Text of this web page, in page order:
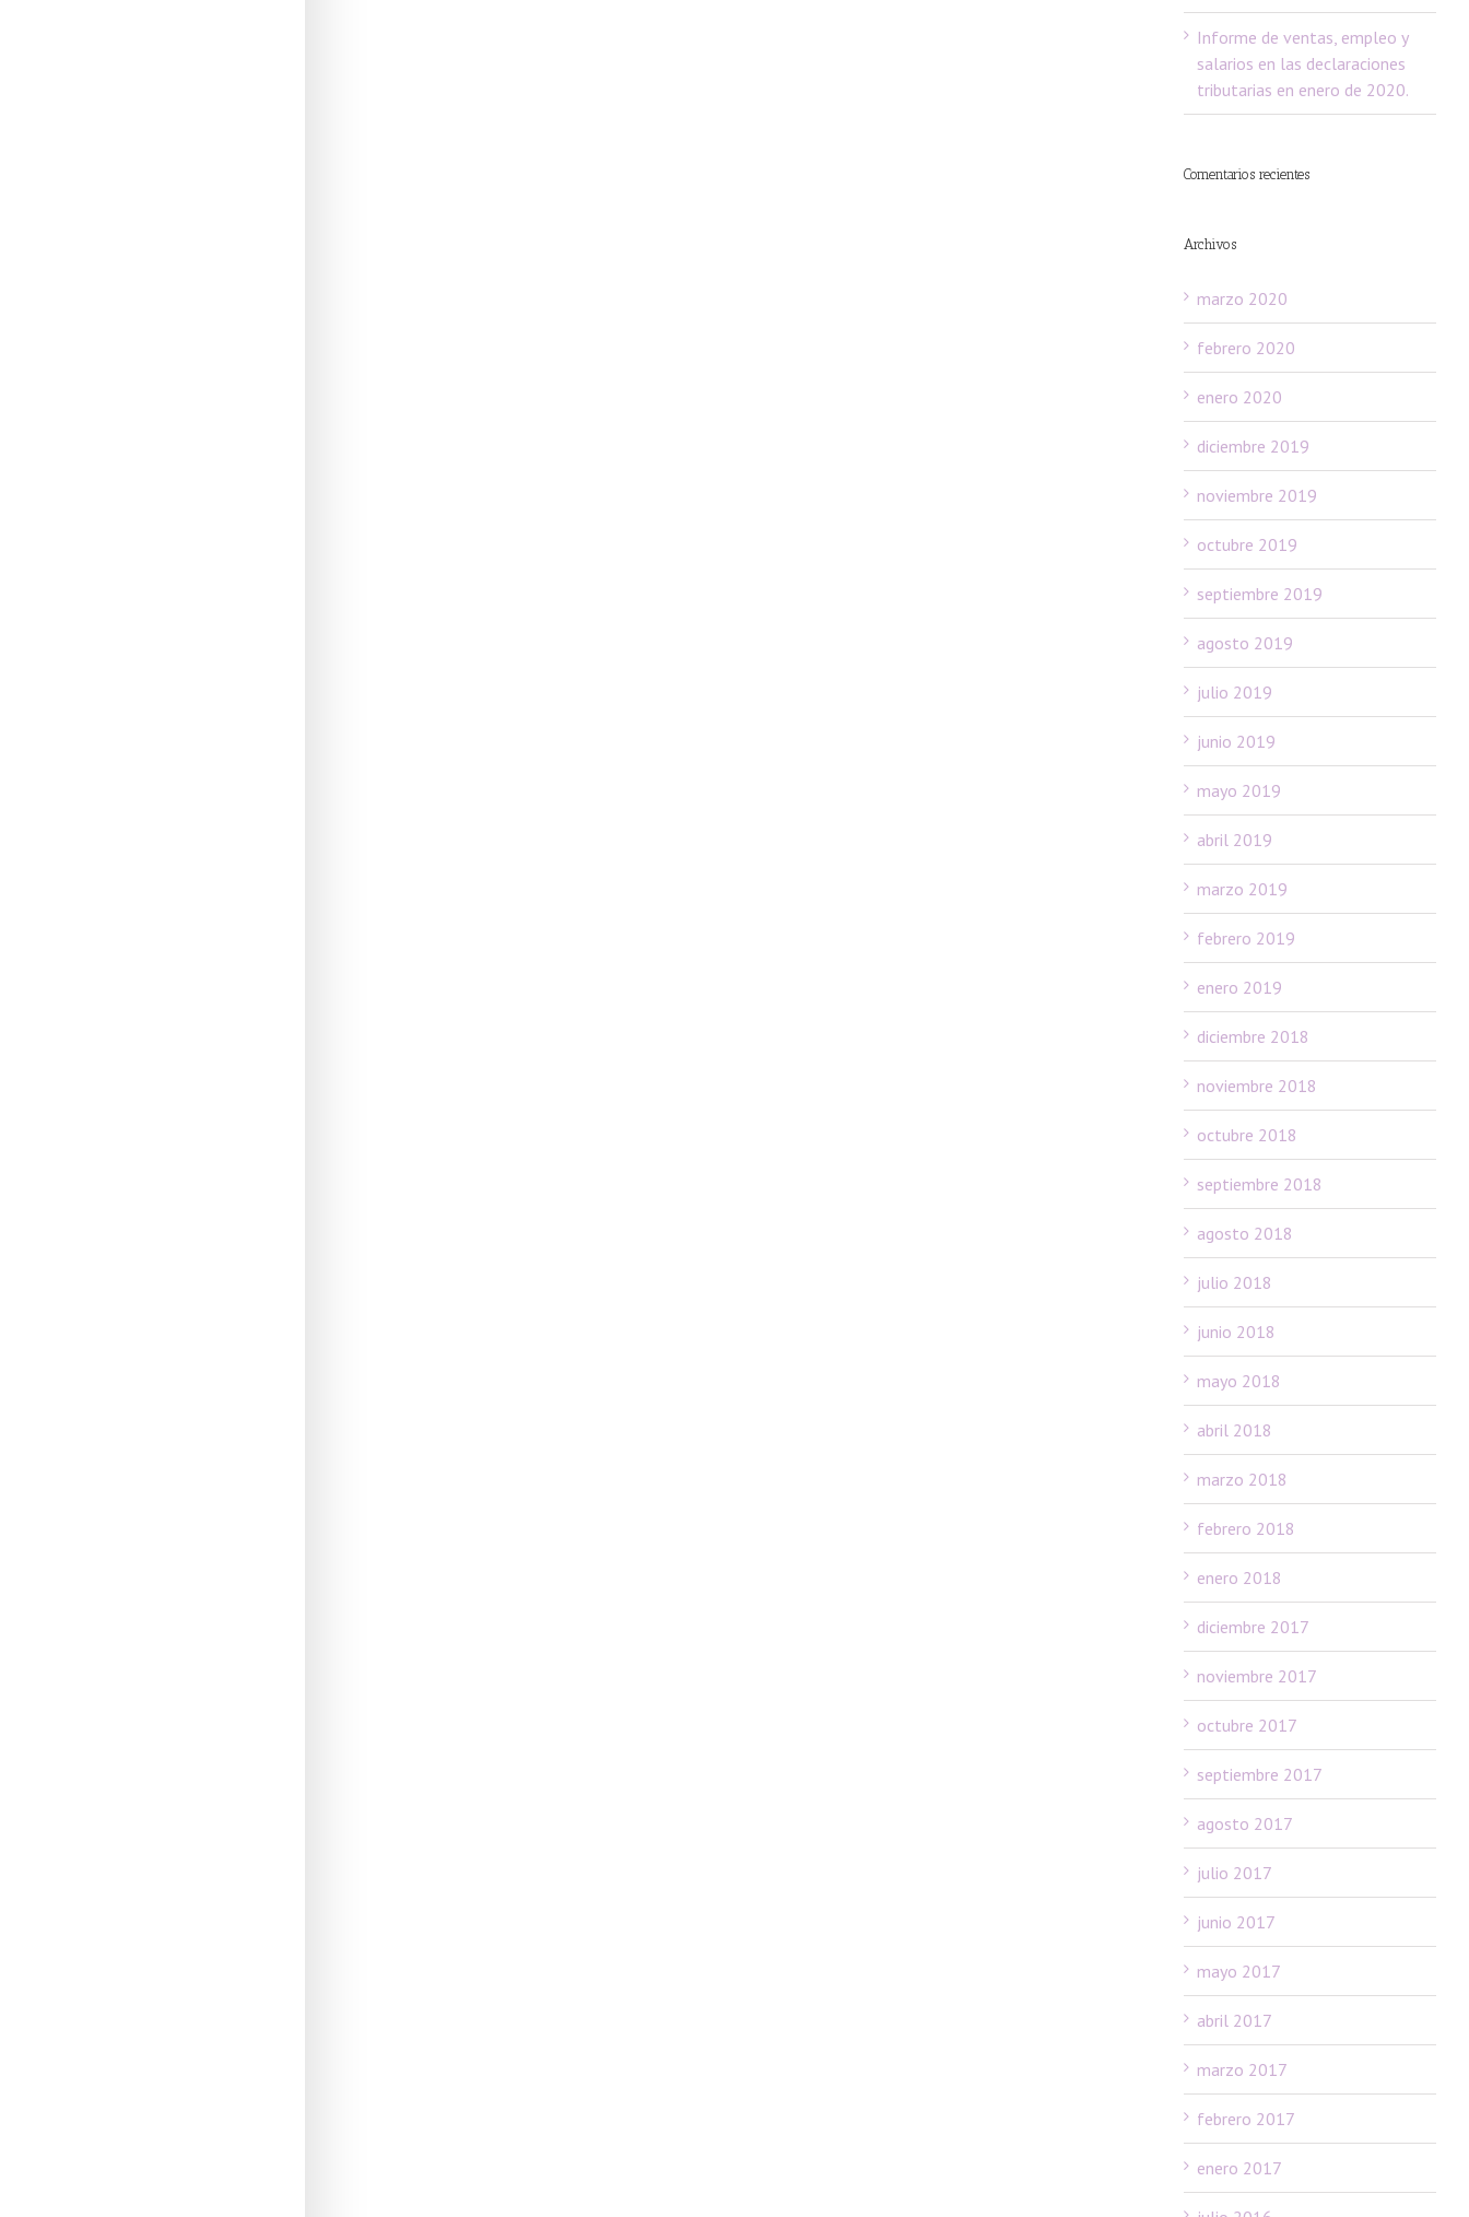
Informe de ventas, empleo y
salarios en las declaraciones
tributarias en enero de 2020.
Comentarios recientes
Archivos
marzo 2020
febrero 2020
enero 2020
diciembre 2019
noviembre 2019
octubre 2019
septiembre 2019
agosto 2019
julio 2019
junio 2019
mayo 2019
abril 2019
marzo 2019
febrero 2019
enero 2019
diciembre 2018
noviembre 2018
octubre 2018
septiembre 2018
agosto 2018
julio 2018
junio 2018
mayo 2018
abril 2018
marzo 2018
febrero 2018
enero 2018
diciembre 2017
noviembre 2017
octubre 2017
septiembre 2017
agosto 2017
julio 2017
junio 2017
mayo 2017
abril 2017
marzo 2017
febrero 2017
enero 2017